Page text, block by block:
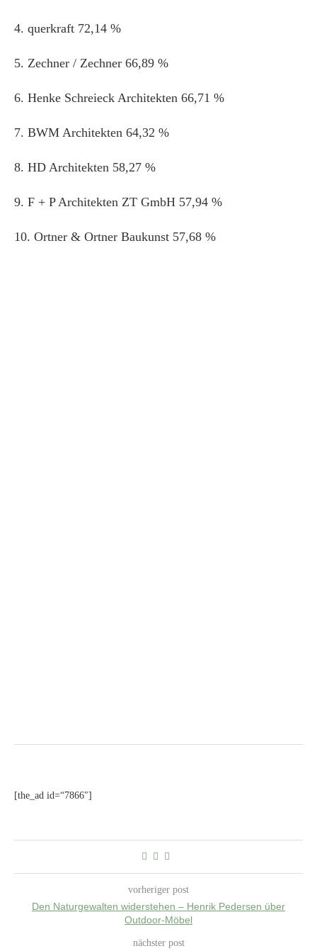
4. querkraft 72,14 %
5. Zechner / Zechner 66,89 %
6. Henke Schreieck Architekten 66,71 %
7. BWM Architekten 64,32 %
8. HD Architekten 58,27 %
9. F + P Architekten ZT GmbH 57,94 %
10. Ortner & Ortner Baukunst 57,68 %
[the_ad id=“7866″]
vorheriger post
Den Naturgewalten widerstehen – Henrik Pedersen über
Outdoor-Möbel
nächster post